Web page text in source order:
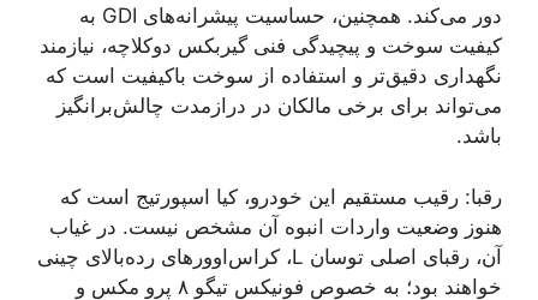
دور می‌کند. همچنین، حساسیت پیشرانه‌های GDI به
کیفیت سوخت و پیچیدگی فنی گیربکس دوکلاچه، نیازمند
نگهداری دقیق‌تر و استفاده از سوخت باکیفیت است که
می‌تواند برای برخی مالکان در درازمدت چالش‌برانگیز
باشد.
رقبا: رقیب مستقیم این خودرو، کیا اسپورتیج است که
هنوز وضعیت واردات انبوه آن مشخص نیست. در غیاب
آن، رقبای اصلی توسان L، کراس‌اوورهای رده‌بالای چینی
خواهند بود؛ به خصوص فونیکس تیگو ۸ پرو مکس و